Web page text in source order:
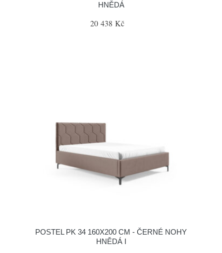
HNĚDÁ
20 438 Kč
POSTEL PK 34 160X200 CM - ČERNÉ NOHY
HNĚDÁ I